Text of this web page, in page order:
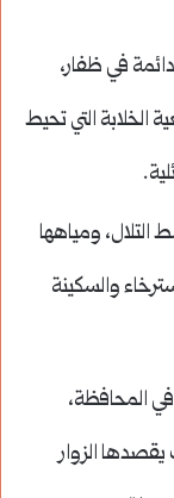
في ظفار،
الخلابة التي تحيط
التلال، ومياهها
والسكينة
في المحافظة،
الزوار